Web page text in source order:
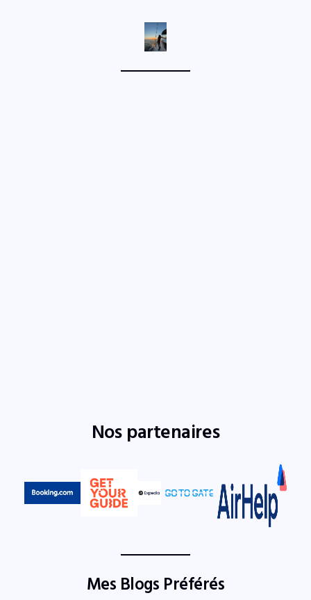
Nos partenaires
Mes Blogs Préférés